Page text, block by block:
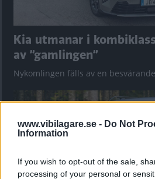
www.vibilagare.se - Do Not
Information
If you wish to opt-out of the sale,
processing of your personal or
Kia utmanar i
av ”gamlingen”
Nykomlingen fälls av en